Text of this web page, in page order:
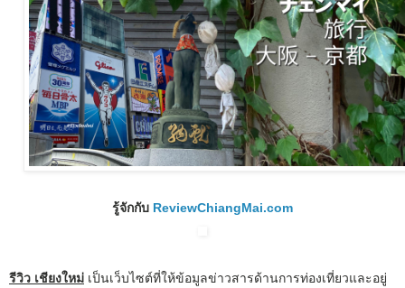
รู้จักกับ ReviewChiangMai.com
รีวิว เชียงใหม่ เป็นเว็บไซต์ที่ให้ข้อมูลข่าวสารด้านการท่องเที่ยวและอยู่